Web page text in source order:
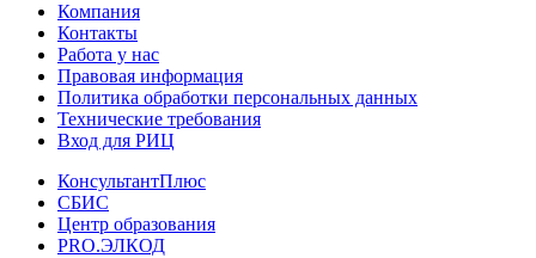
Компания
Контакты
Работа у нас
Правовая информация
Политика обработки персональных данных
Технические требования
Вход для РИЦ
КонсультантПлюс
СБИС
Центр образования
PRO.ЭЛКОД